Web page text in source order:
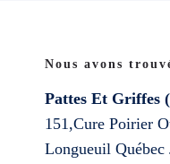
Nous avons
Pattes Et Griffes
151,Cure Poirier
Longueuil Québec